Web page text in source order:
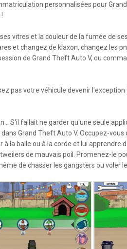
personnalisées pour
vitres et la couleur de la fumée de
et changez de klaxon, changez les
de Grand Theft Auto V, ou
pas votre véhicule devenir l'exception
S'il fallait ne garder qu'une seule
Grand Theft Auto V. Occupez-
la balle ou à la corde et lui
de mauvais poil. Promenez-le
de chasser les gangsters ou voler